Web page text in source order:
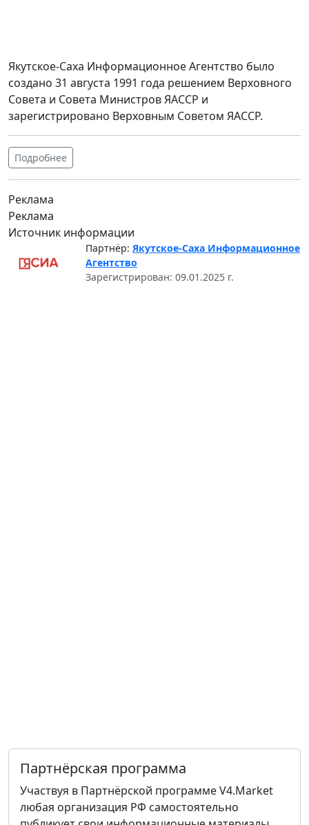
Якутское-Саха Информационное Агентство было
создано 31 августа 1991 года решением Верховного
Совета и Совета Министров ЯАССР и
зарегистрировано Верховным Советом ЯАССР.
Подробнее
Реклама
Реклама
Источник информации
Партнёр: Якутское-Саха Информационное
Агентство
Зарегистрирован: 09.01.2025 г.
Партнёрская программа
Участвуя в Партнёрской программе V4.Market
любая организация РФ самостоятельно